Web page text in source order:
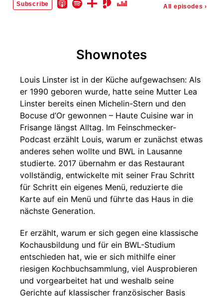
Subscribe All episodes ›
Shownotes
Louis Linster ist in der Küche aufgewachsen: Als
er 1990 geboren wurde, hatte seine Mutter Lea
Linster bereits einen Michelin-Stern und den
Bocuse d’Or gewonnen – Haute Cuisine war in
Frisange längst Alltag. Im Feinschmecker-
Podcast erzählt Louis, warum er zunächst etwas
anderes sehen wollte und BWL in Lausanne
studierte. 2017 übernahm er das Restaurant
vollständig, entwickelte mit seiner Frau Schritt
für Schritt ein eigenes Menü, reduzierte die
Karte auf ein Menü und führte das Haus in die
nächste Generation.
Er erzählt, warum er sich gegen eine klassische
Kochausbildung und für ein BWL-Studium
entschieden hat, wie er sich mithilfe einer
riesigen Kochbuchsammlung, viel Ausprobieren
und vorgearbeitet hat und weshalb seine
Gerichte auf klassischer französischer Basis